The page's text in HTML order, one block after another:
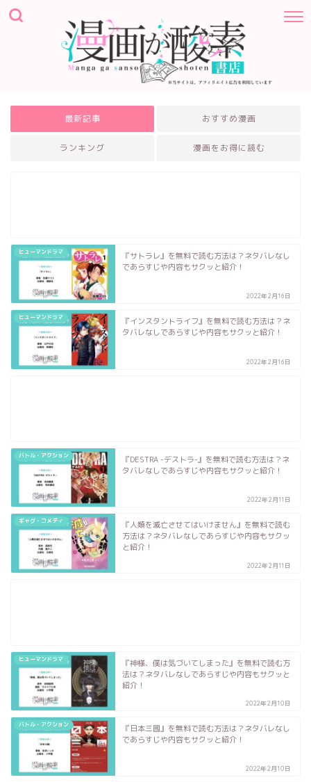
最新記事 おすすめ漫画
ランキング 漫画をお得に読む
ヒューマンドラマ
『サトラレ』を無料で読む方法は？ネタバレなし
であらすじや内容もサクッと紹介！
2022年2月16日
ヒューマンドラマ
『インスタントライフ』を無料で読む方法は？ネ
タバレなしであらすじや内容もサクッと紹介！
2022年2月16日
バトル・アクション
『DESTRA -デストラ-』を無料で読む方法は？ネ
タバレなしであらすじや内容もサクッと紹介！
2022年2月11日
ギャグ・コメディ
『人類を滅亡させてはいけません』を無料で読む
方法は？ネタバレなしであらすじや内容もサクッ
と紹介！
2022年2月11日
ヒューマンドラマ
『神様、僕は気づいてしまった』を無料で読む方
法は？ネタバレなしであらすじや内容もサクッと
紹介！
2022年2月10日
バトル・アクション
『日本三國』を無料で読む方法は？ネタバレなし
であらすじや内容もサクッと紹介！
2022年2月10日